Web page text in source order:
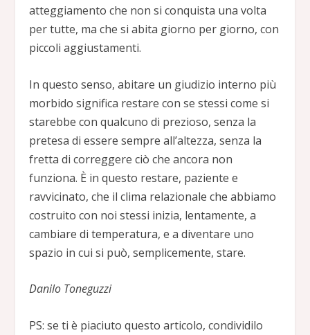
atteggiamento che non si conquista una volta
per tutte, ma che si abita giorno per giorno, con
piccoli aggiustamenti.
In questo senso, abitare un giudizio interno più
morbido significa restare con se stessi come si
starebbe con qualcuno di prezioso, senza la
pretesa di essere sempre all’altezza, senza la
fretta di correggere ciò che ancora non
funziona. È in questo restare, paziente e
ravvicinato, che il clima relazionale che abbiamo
costruito con noi stessi inizia, lentamente, a
cambiare di temperatura, e a diventare uno
spazio in cui si può, semplicemente, stare.
Danilo Toneguzzi
PS: se ti è piaciuto questo articolo, condividilo